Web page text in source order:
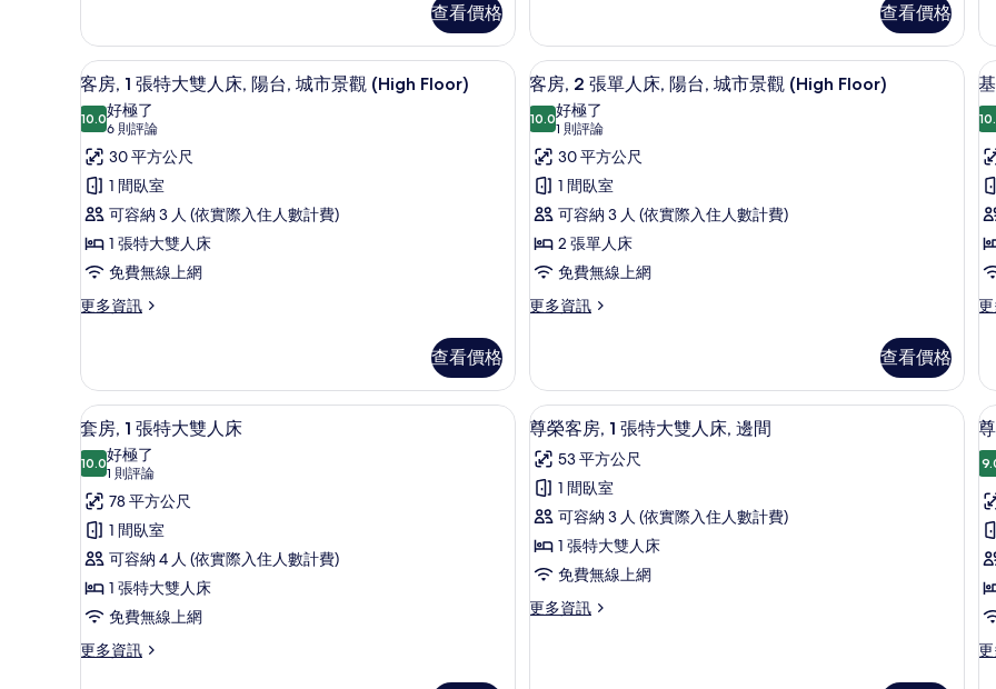
人
床
的
所
有
相
片
客
房,
2
單
床
的
詳
情
查看價格
大
雙
人
床,
陽
台,
城
市
景
觀
的
有
相
片
客
房,
1
特
雙
人
床,
陽
台,
市
景
觀
情
查看價格
人
的
所
片
客
房,
2
單
床,
陽
台,
城
市
觀
的
詳
顯
示
客
房,
張
特
大
雙
陽
台,
城
市
景
觀
(High
Floor)
的
所
低過敏寢具、迷你吧、客房內保險箱、筆電工作空間
5
客房, 1 張特大雙人床, 陽台, 城市景觀 (High Floor)
10.010.0 分，滿分 10 分
好極了
6 則評論
(6
則
評
論)
30 平方公尺
1 間臥室
可容納 3 人 (依實際入住人數計費)
1 張特大雙人床
免費無線上網
更多資訊
更
1
張
特
雙
床,
陽
台,
城
市
觀
(High
Floor)
查看價格
顯
示
客
房,
2
張
單
人
床,
城
市
景
觀
(High
Floor)
的
所
有
低過敏寢具、迷你吧、客房內保險箱、
5
客房, 2 張單人床, 陽台, 城市景觀 (High Floor)
10.010.0 分，滿分 10 分
好極了
1 則評論
(1
則
評
論)
30 平方公尺
1 間臥室
可容納 3 人 (依實際入住人數計費)
2 張單人床
免費無線上網
更多資訊
更
2
張
單
人
床,
陽
台,
城
市
景
觀
(High
查看價格
1
更
客
房,
1
張
特
雙
人
床
的
詳
顯
示
套
房,
張
特
大
雙
套房, 1 張特大雙人床 | 低過敏寢具、迷你吧、客房內保險箱、筆電工作空間
6
套房, 1 張特大雙人床
10.010.0 分，滿分 10 分
好極了
1 則評論
(1
則
評
論)
78 平方公尺
1 間臥室
可容納 4 人 (依實際入住人數計費)
1 張特大雙人床
免費無線上網
更多資訊
更
顯
示
尊
榮
客
房,
張
尊榮客房, 1 張特大雙人床, 邊間 | 低過
6
尊榮客房, 1 張特大雙人床, 邊間
53 平方公尺
1 間臥室
可容納 3 人 (依實際入住人數計費)
1 張特大雙人床
免費無線上網
更多資訊
更
1
更